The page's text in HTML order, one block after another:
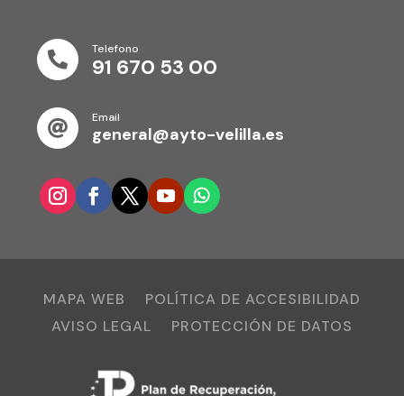

Telefono
91 670 53 00

Email
general@ayto-velilla.es
MAPA WEB
POLÍTICA DE ACCESIBILIDAD
AVISO LEGAL
PROTECCIÓN DE DATOS